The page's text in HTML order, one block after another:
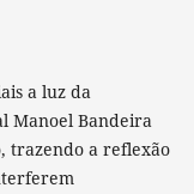
a luz da
Manoel Bandeira
trazendo a reflexão